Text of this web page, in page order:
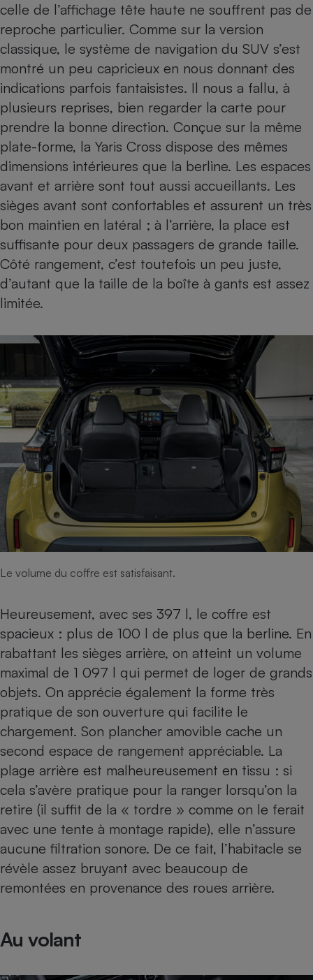
celle de l’affichage tête haute ne souffrent pas de
reproche particulier. Comme sur la version
classique, le système de navigation du SUV s’est
montré un peu capricieux en nous donnant des
indications parfois fantaisistes. Il nous a fallu, à
plusieurs reprises, bien regarder la carte pour
prendre la bonne direction. Conçue sur la même
plate-forme, la Yaris Cross dispose des mêmes
dimensions intérieures que la berline. Les espaces
avant et arrière sont tout aussi accueillants. Les
sièges avant sont confortables et assurent un très
bon maintien en latéral ; à l’arrière, la place est
suffisante pour deux passagers de grande taille.
Côté rangement, c’est toutefois un peu juste,
d’autant que la taille de la boîte à gants est assez
limitée.
Le volume du coffre est satisfaisant.
Heureusement, avec ses 397 l, le coffre est
spacieux : plus de 100 l de plus que la berline. En
rabattant les sièges arrière, on atteint un volume
maximal de 1 097 l qui permet de loger de grands
objets. On apprécie également la forme très
pratique de son ouverture qui facilite le
chargement. Son plancher amovible cache un
second espace de rangement appréciable. La
plage arrière est malheureusement en tissu : si
cela s’avère pratique pour la ranger lorsqu’on la
retire (il suffit de la « tordre » comme on le ferait
avec une tente à montage rapide), elle n’assure
aucune filtration sonore. De ce fait, l’habitacle se
révèle assez bruyant avec beaucoup de
remontées en provenance des roues arrière.
Au volant